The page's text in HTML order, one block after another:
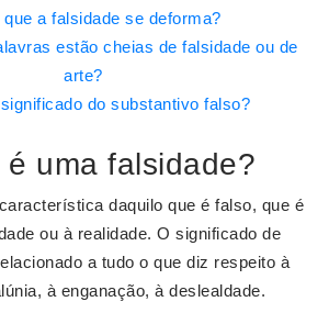
que a falsidade se deforma?
estão cheias de falsidade ou de
arte?
do substantivo falso?
é uma falsidade?
daquilo que é falso, que é
ou à realidade. O significado de
a tudo o que diz respeito à
à enganação, à deslealdade.